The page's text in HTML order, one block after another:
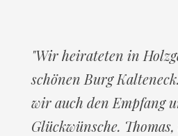
Wir heirateten in
schönen Burg
wir auch den Empfang
Glückwünsche.